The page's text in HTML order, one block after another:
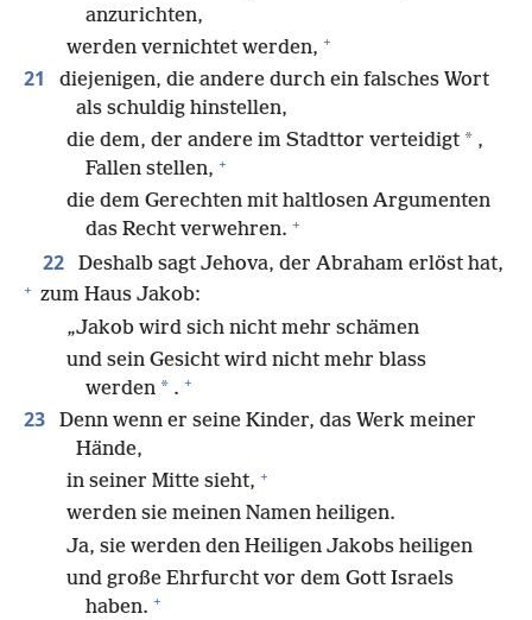
anzurichten,
werden vernichtet werden, +
21
diejenigen, die andere durch ein falsches Wort
als schuldig hinstellen,
die dem, der andere im Stadttor verteidigt * ,
Fallen stellen, +
die dem Gerechten mit haltlosen Argumenten
das Recht verwehren. +
22 Deshalb sagt Jehova, der Abraham erlöst hat,
+ zum Haus Jakob:
„Jakob wird sich nicht mehr schämen
und sein Gesicht wird nicht mehr blass
werden * . +
23
Denn wenn er seine Kinder, das Werk meiner
Hände,
in seiner Mitte sieht, +
werden sie meinen Namen heiligen.
Ja, sie werden den Heiligen Jakobs heiligen
und große Ehrfurcht vor dem Gott Israels
haben. +